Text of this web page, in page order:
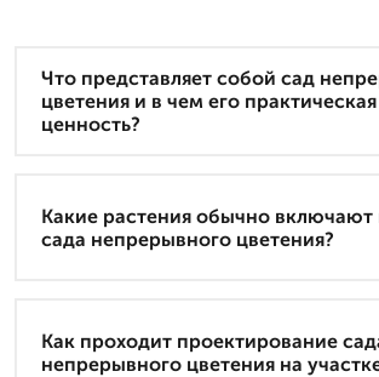
Что представляет собой сад
цветения и в чем его практическая
ценность?
Какие растения обычно включают
сада непрерывного цветения?
Как проходит проектирование
непрерывного цветения на